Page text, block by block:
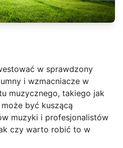
w sprawdzony
i wzmacniacze w
muzycznego, takiego jak
być kuszącą
muzyki i profesjonalistów
czy warto robić to w